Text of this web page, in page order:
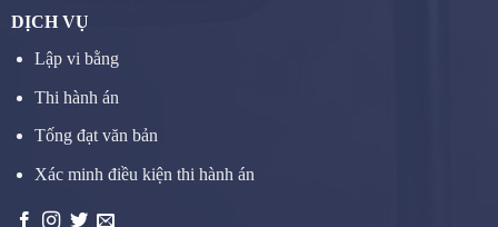
DỊCH VỤ
Lập vi bằng
Thi hành án
Tống đạt văn bản
Xác minh điều kiện thi hành án